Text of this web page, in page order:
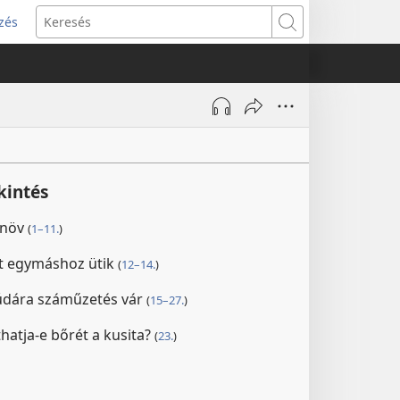
Keresés
(1–11.)
egymáshoz ütik (12–14.)
száműzetés vár (15–27.)
e bőrét a kusita? (23.)